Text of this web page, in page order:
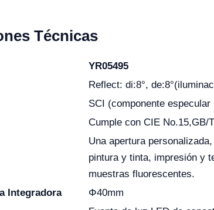
Técnicas
YR05495
Reflect: di:8°,
SCI (componente
Cumple con CIE No.15,GB/
Una apertura
pintura y tinta, impresión y
muestras fluorescentes.
Integradora
Φ40mm